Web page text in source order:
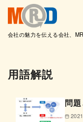
会社の魅力を伝える会社、
用語解説
問